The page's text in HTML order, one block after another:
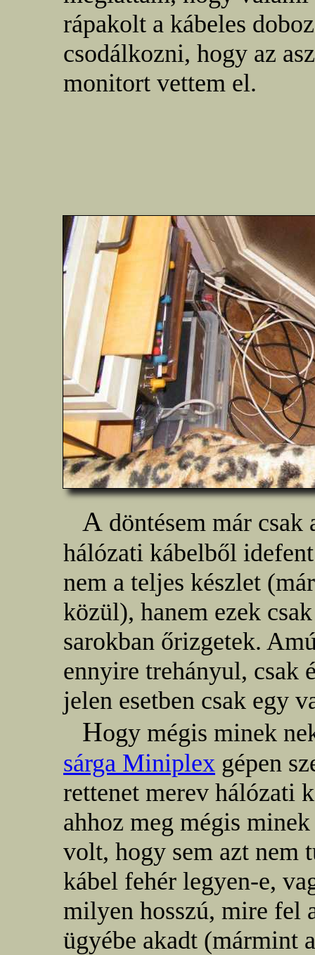
rápakolt a kábeles
csodálkozni, hogy az
monitort vettem el.
A döntésem már
hálózati kábelből
nem a teljes készlet
közül), hanem ezek
sarokban őrizgetek.
ennyire trehányul, csak
jelen esetben csak egy
Hogy mégis minek
sárga Miniplex gépen
rettenet merev hálózati
ahhoz meg mégis
volt, hogy sem azt nem
kábel fehér legyen-e,
milyen hosszú, mire fel
ügyébe akadt (mármint